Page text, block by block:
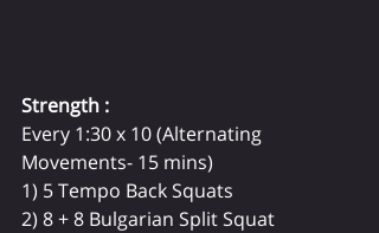
Strength :
Every 1:30 x 10 (Alternating
Movements- 15 mins)
1) 5 Tempo Back Squats
2) 8 + 8 Bulgarian Split Squat